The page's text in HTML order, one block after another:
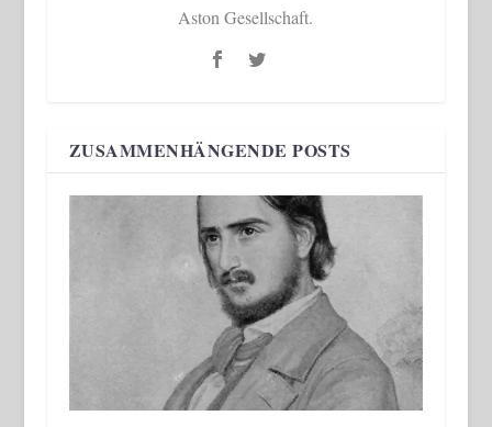
Aston Gesellschaft.
ZUSAMMENHÄNGENDE POSTS